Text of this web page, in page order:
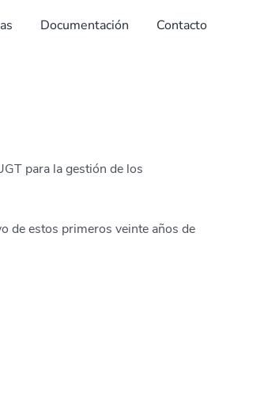
Documentación Contacto
para la gestión de los
de estos primeros veinte años de